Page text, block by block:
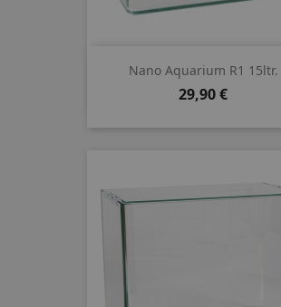
Nano Aquarium R1 15ltr.
Preis
29,90 €